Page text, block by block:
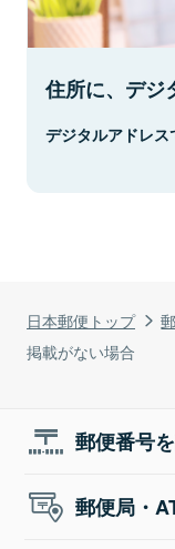
日本郵便トップ
掲載がない場合
住所に、デジ
デジタルアドレス
郵便番号
郵便局・